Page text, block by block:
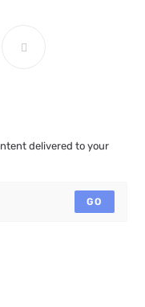
delivered to your
GO